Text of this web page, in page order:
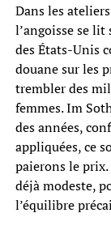
Dans les
l’angoisse se lit
des États-Unis
douane sur les
trembler des
femmes. Im
des années,
appliquées, ce
paierons le
déjà modeste,
l’équilibre